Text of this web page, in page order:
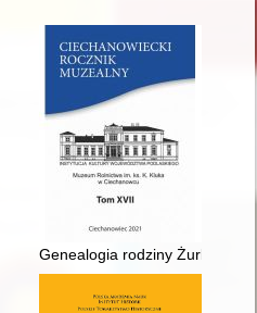
olimpijska scena
Genealogia rodziny